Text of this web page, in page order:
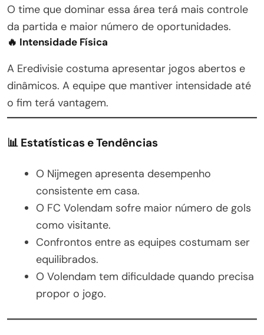
O time que dominar essa área terá mais controle
da partida e maior número de oportunidades.
🔥 Intensidade Física
A Eredivisie costuma apresentar jogos abertos e
dinâmicos. A equipe que mantiver intensidade até
o fim terá vantagem.
📊 Estatísticas e Tendências
O Nijmegen apresenta desempenho
consistente em casa.
O FC Volendam sofre maior número de gols
como visitante.
Confrontos entre as equipes costumam ser
equilibrados.
O Volendam tem dificuldade quando precisa
propor o jogo.